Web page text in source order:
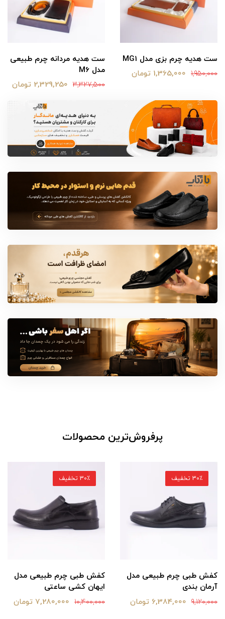
ست هدیه چرم بزی مدل MG1
1,950,000 1,365,000 تومان
ست هدیه مردانه چرم طبیعی
مدل M6
3,327,500 2,329,250 تومان
پرفروش‌ترین محصولات
کفش طبی چرم طبیعی مدل
آرمان بندی
9,120,000 6,384,000 تومان
30٪ تخفیف
کفش طبی چرم طبیعی مدل
ایهان کشی ساعتی
10,400,000 7,280,000 تومان
30٪ تخفیف